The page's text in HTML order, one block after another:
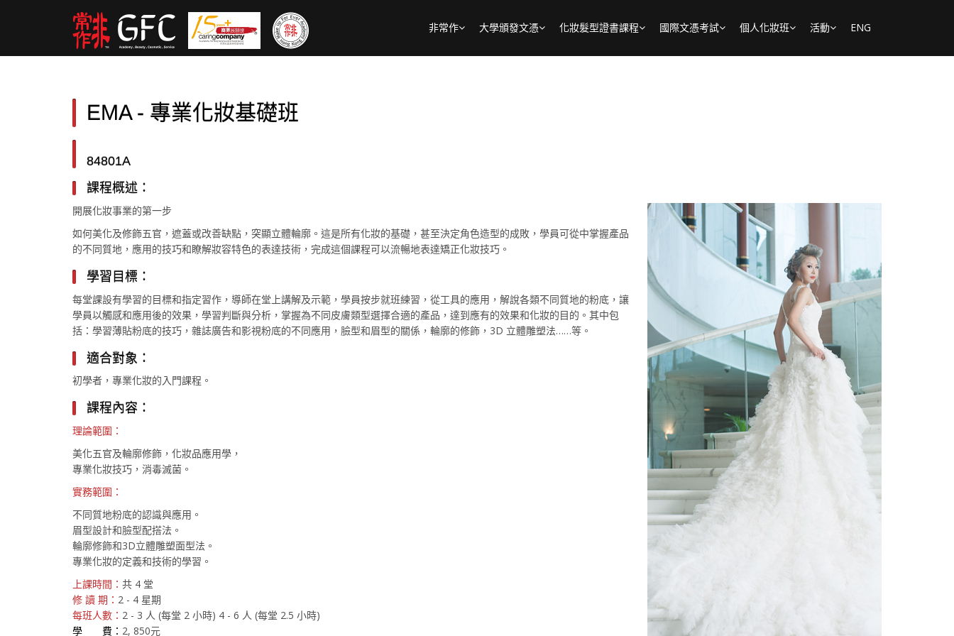
非常作 大學頒發文憑 化妝髮型證書課程 國際文憑考試 個人化妝班 活動 ENG
EMA - 專業化妝基礎班
84801A
課程概述：
開展化妝事業的第一步
如何美化及修飾五官，遮蓋或改善缺點，突顯立體輪廓。這是所有化妝的基礎，甚至決定角色造型的成敗，學員可從中掌握產品
的不同質地，應用的技巧和瞭解妝容特色的表達技術，完成這個課程可以流暢地表達矯正化妝技巧。
學習目標：
每堂課設有學習的目標和指定習作，導師在堂上講解及示範，學員按步就班練習，從工具的應用，解說各類不同質地的粉底，讓
學員以觸感和應用後的效果，學習判斷與分析，掌握為不同皮膚類型選擇合適的產品，達到應有的效果和化妝的目的。其中包
括：學習薄貼粉底的技巧，雜誌廣告和影視粉底的不同應用，臉型和眉型的關係，輪廓的修飾，3D 立體雕塑法……等。
適合對象：
初學者，專業化妝的入門課程。
課程內容：
理論範圍：
美化五官及輪廓修飾，化妝品應用學，
專業化妝技巧，消毒滅菌。
實務範圍：
不同質地粉底的認識與應用。
眉型設計和臉型配搭法。
輪廓修飾和3D立體雕塑面型法。
專業化妝的定義和技術的學習。
上課時間： 共 4 堂
修 讀 期： 2 - 4 星期
每班人數： 2 - 3 人 (每堂 2 小時) 4 - 6 人 (每堂 2.5 小時)
學 費： 2, 850元